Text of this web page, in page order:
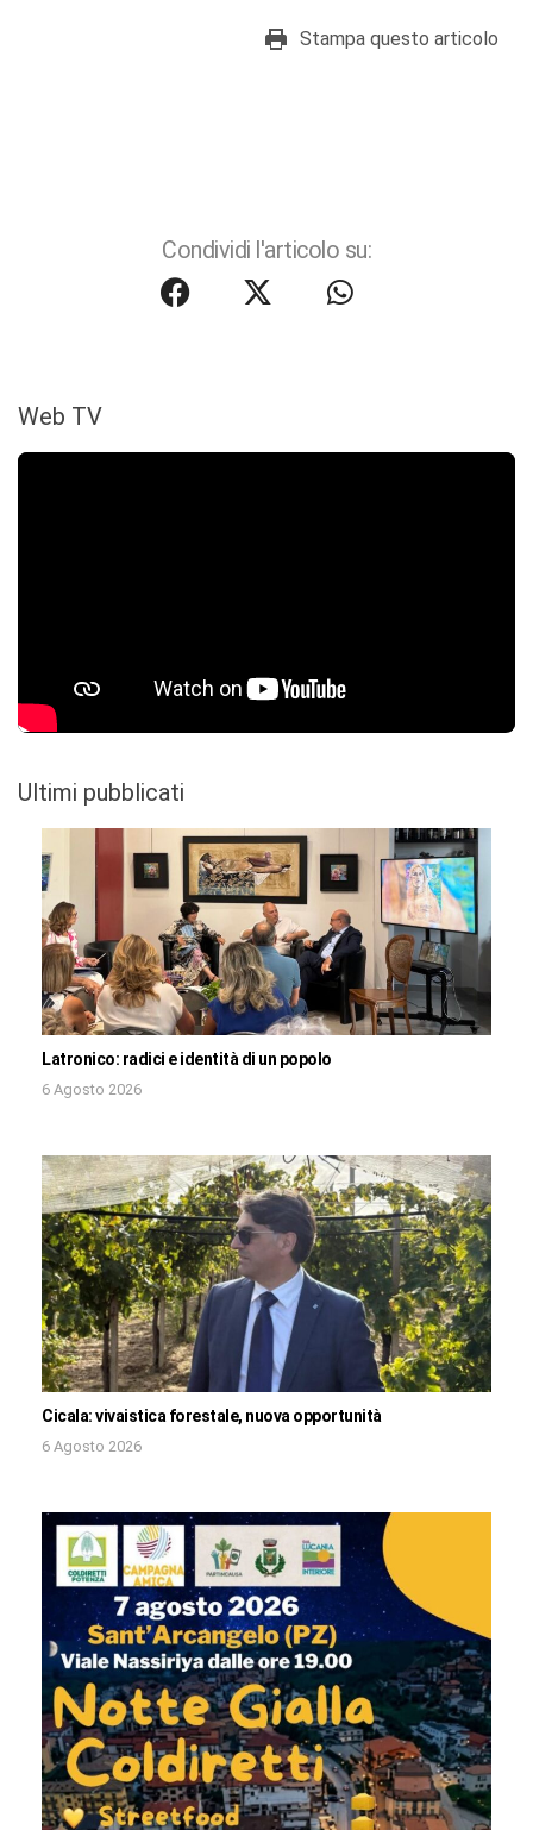
Stampa questo articolo
Condividi l'articolo su:
Web TV
Ultimi pubblicati
Latronico: radici e identità di un popolo
6 Agosto 2026
Cicala: vivaistica forestale, nuova opportunità
6 Agosto 2026